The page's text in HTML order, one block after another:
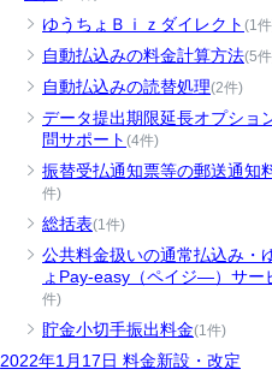
ゆうちょＢｉｚダイレクト (1
自動払込みの料金計算方法(5
自動払込みの読替処理(2件)
データ提出期限延長オプショ
問サポート (4件)
振替受払通知票等の郵送通知
件)
総括表(1件)
公共料金扱いの通常払込み・
ょPay-easy（ペイジ―）サー
件)
貯金小切手振出料金(1件)
2022年1月17日 料金新設・改定